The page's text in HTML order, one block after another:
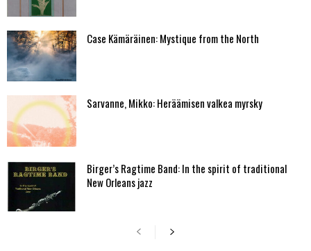
Case Kämäräinen: Mystique from the North
Sarvanne, Mikko: Heräämisen valkea myrsky
Birger’s Ragtime Band: In the spirit of traditional
New Orleans jazz